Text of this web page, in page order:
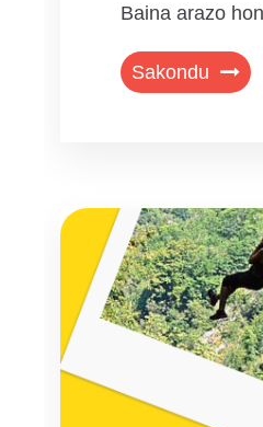
Baina arazo
Sakondu